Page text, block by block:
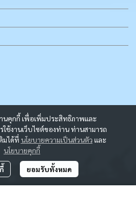
านคุกกี้ เพื่อเพิ่มประสิทธิภาพและ
ช้งานเว็บไซต์ของท่าน ท่านสามารถ
มได้ที่ นโยบายความเป็นส่วนตัว และ
นโยบายคุกกี้
ยอมรับทั้งหมด